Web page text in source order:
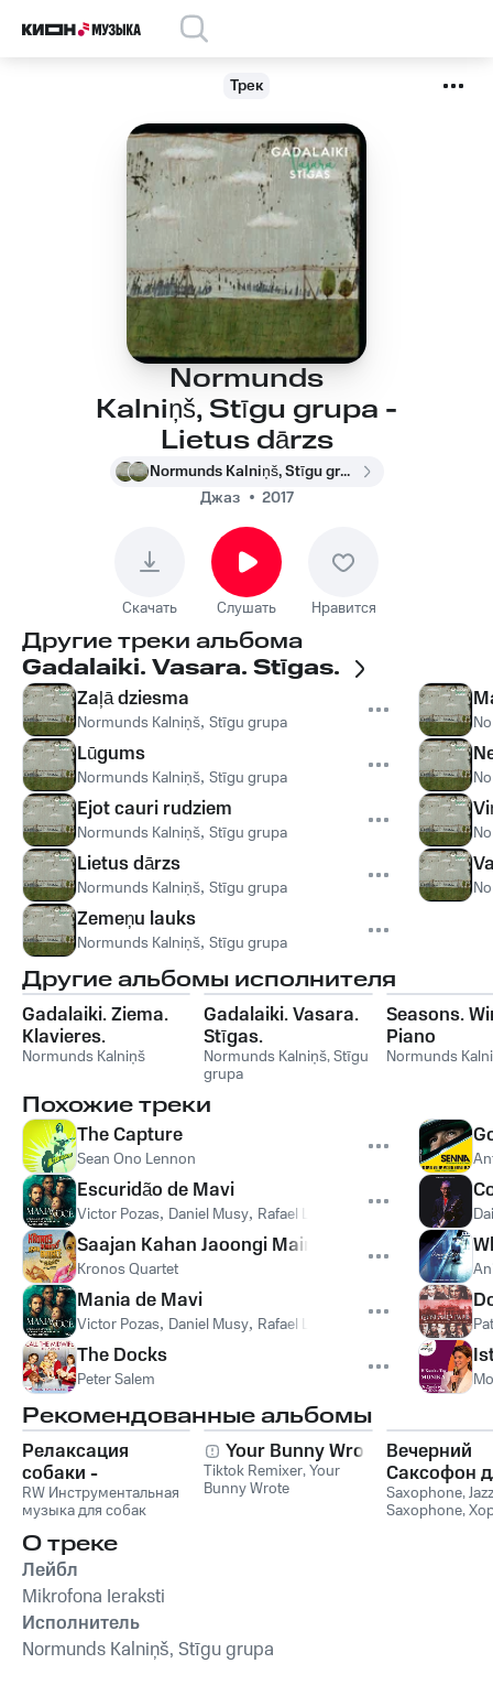
Трек
Normunds
Kalniņš, Stīgu grupa -
Lietus dārzs
Normunds Kalniņš, Stīgu grupa
Джаз
2017
Скачать Слушать Нравится
Другие треки альбома
Gadalaiki. Vasara. Stīgas.
Zaļā dziesma
Normunds Kalniņš, Stīgu grupa
Lūgums
Normunds Kalniņš, Stīgu grupa
Ejot cauri rudziem
Normunds Kalniņš, Stīgu grupa
Lietus dārzs
Normunds Kalniņš, Stīgu grupa
Zemeņu lauks
Normunds Kalniņš, Stīgu grupa
Другие альбомы исполнителя
Gadalaiki. Ziema.
Klavieres.
Normunds Kalniņš
Gadalaiki. Vasara.
Stīgas.
Normunds Kalniņš,Stīgu
grupa
Seasons.
Piano
Normunds
Похожие треки
The Capture
Sean Ono Lennon
Escuridão de Mavi
Victor Pozas, Daniel Musy, Rafael Langoni
Saajan Kahan Jaoongi Main (Beloved, Where
Kronos Quartet
Mania de Mavi
Victor Pozas, Daniel Musy, Rafael Langoni
The Docks
Peter Salem
Рекомендованные альбомы
Релаксация
собаки -
Расслабляющая
музыка для собак,
успокаивающие и
успокаивающие
звуки для
животных,
антистрессовая
терапия,
RW Инструментальная
музыка для собак
Your Bunny Wrote
Tiktok Remixer,Your
Bunny Wrote
Вечерний
Саксофон
Души
Лаунж)
Saxophone,Jazz
Saxophone,
О треке
Лейбл
Mikrofona Ieraksti
Исполнитель
Normunds Kalniņš, Stīgu grupa